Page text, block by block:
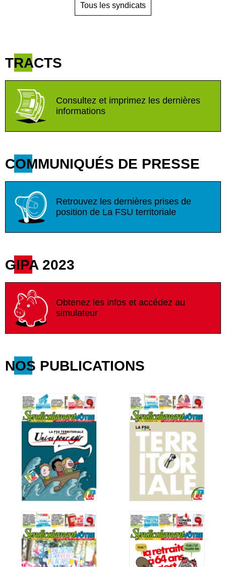
Tous les syndicats
TRACTS
Consultez et imprimez les dernières
informations
COMMUNIQUÉS DE PRESSE
Retrouvez les dernières prises de
position de La FSU territoriale
GIPA 2023
Obtenez les infos et accédez au
simulateur
NOS PUBLICATIONS